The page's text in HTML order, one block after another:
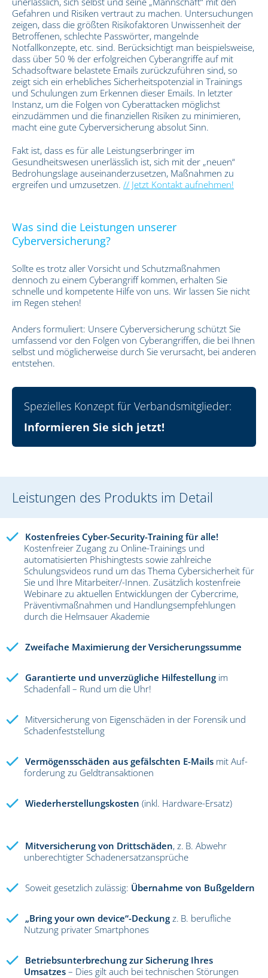
Gefahren und Risiken vertraut zu machen. Untersuchungen
zeigen, dass die größten Risikofaktoren Unwissenheit der
Betroffenen, schlechte Passwörter, mangelnde
Notfallkonzepte, etc. sind. Berücksichtigt man beispielsweise,
dass über 50 % der erfolgreichen Cyberangriffe auf mit
Schadsoftware belastete Emails zurückzuführen sind, so
zeigt sich ein erhebliches Sicherheitspotenzial in Trainings
und Schulungen zum Erkennen dieser Emails. In letzter
Instanz, um die Folgen von Cyberattacken möglichst
einzudämmen und die finanziellen Risiken zu minimieren,
macht eine gute Cyberversicherung absolut Sinn.
Fakt ist, dass es für alle Leistungserbringer im
Gesundheitswesen unerlässlich ist, sich mit der „neuen“
Bedrohungslage auseinanderzusetzen, Maßnahmen zu
ergreifen und umzusetzen. // Jetzt Kontakt aufnehmen!
Was sind die Leistungen unserer
Cyberversicherung?
Sollte es trotz aller Vorsicht und Schutzmaßnahmen
dennoch zu einem Cyberangriff kommen, erhalten Sie
schnelle und kompetente Hilfe von uns. Wir lassen Sie nicht
im Regen stehen!
Anders formuliert: Unsere Cyberversicherung schützt Sie
umfassend vor den Folgen von Cyberangriffen, die bei Ihnen
selbst und möglicherweise durch Sie verursacht, bei anderen
entstehen.
Spezielles Konzept für Verbandsmitglieder:
Informieren Sie sich jetzt!
Leistungen des Produkts im Detail
Kostenfreies Cyber-Security-Training für alle!
Kostenfreier Zugang zu Online-Trainings und
automatisierten Phishingtests sowie zahlreiche
Schulungsvideos rund um das Thema Cybersicherheit für
Sie und Ihre Mitarbeiter/-Innen. Zusätzlich kostenfreie
Webinare zu aktuellen Entwicklungen der Cybercrime,
Präventivmaßnahmen und Handlungsempfehlungen
durch die Helmsauer Akademie
Zweifache Maximierung der Versicherungssumme
Garantierte und unverzügliche Hilfestellung im
Schadenfall – Rund um die Uhr!
Mitversicherung von Eigenschäden in der Forensik und
Schadenfeststellung
Vermögensschäden aus gefälschten E-Mails mit Auf­
forderung zu Geldtransaktionen
Wiederherstellungskosten (inkl. Hardware-Ersatz)
Mitversicherung von Drittschäden, z. B. Abwehr
unberechtigter Schadenersatzansprüche
Soweit gesetzlich zulässig: Übernahme von Bußgeldern
„Bring your own device“-Deckung z. B. berufliche
Nutzung privater Smartphones
Betriebsunterbrechung zur Sicherung Ihres
Umsatzes – Dies gilt auch bei technischen Störungen